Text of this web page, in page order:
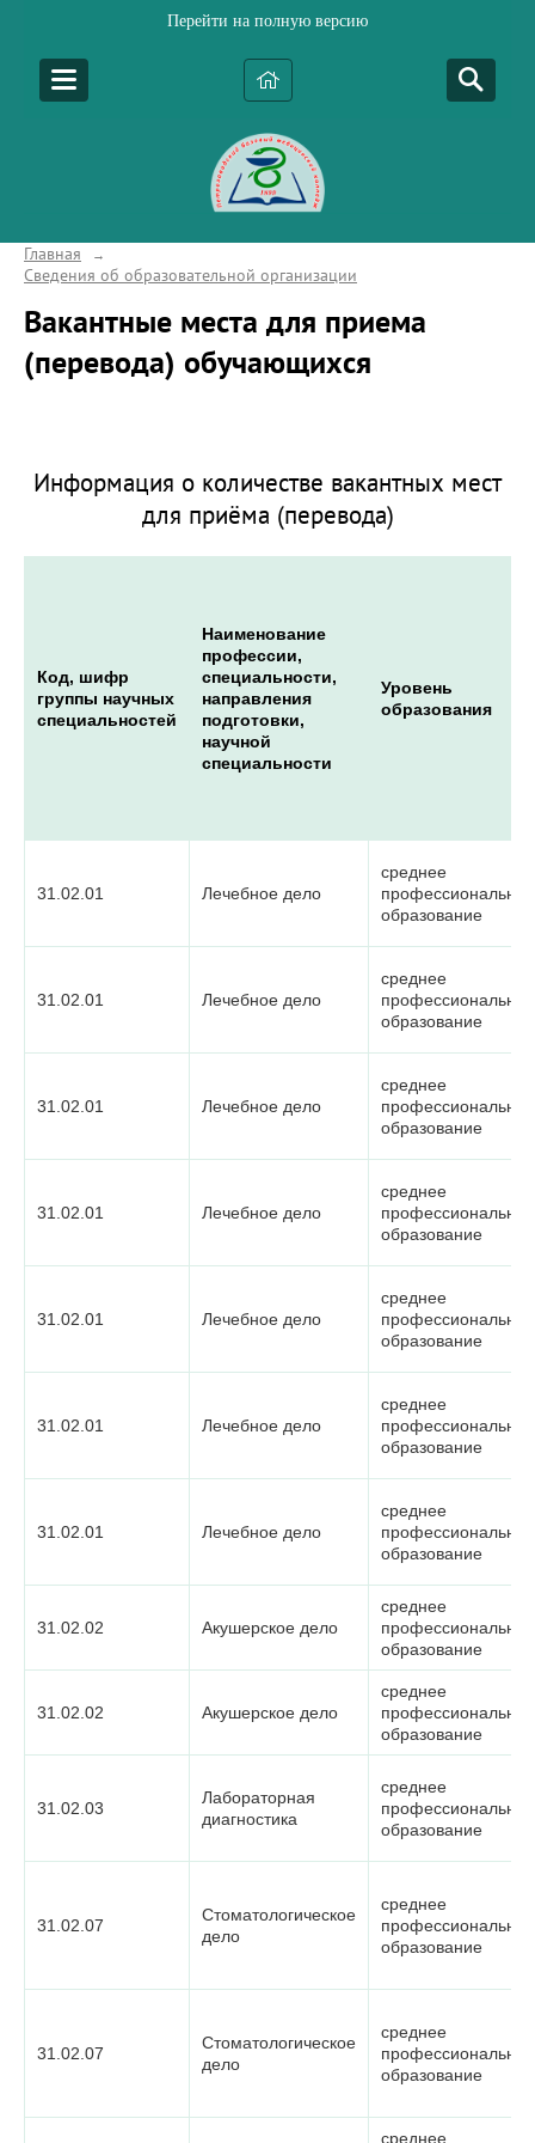
Перейти на полную версию
Главная →
Сведения об образовательной организации
Вакантные места для приема
(перевода) обучающихся
Информация о количестве вакантных мест
для приёма (перевода)
Код, шифр
группы научных
специальностей
Наименование
профессии,
специальности,
направления
подготовки,
научной
специальности
Уровень
образования
31.02.01 Лечебное дело
среднее
профессиональное
образование
31.02.01 Лечебное дело
среднее
профессиональное
образование
31.02.01 Лечебное дело
среднее
профессиональное
образование
31.02.01 Лечебное дело
среднее
профессиональное
образование
31.02.01 Лечебное дело
среднее
профессиональное
образование
31.02.01 Лечебное дело
среднее
профессиональное
образование
31.02.01 Лечебное дело
среднее
профессиональное
образование
31.02.02 Акушерское дело
среднее
профессиональное
образование
31.02.02 Акушерское дело
среднее
профессиональное
образование
31.02.03
Лабораторная
диагностика
среднее
профессиональное
образование
31.02.07
Стоматологическое
дело
среднее
профессиональное
образование
31.02.07
Стоматологическое
дело
среднее
профессиональное
образование
среднее